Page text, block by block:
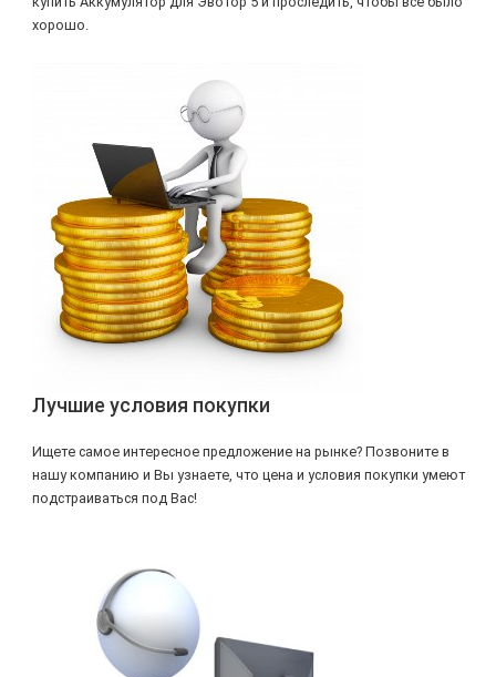
хорошо.
Лучшие условия покупки
Ищете самое интересное предложение на рынке? Позвоните в
нашу компанию и Вы узнаете, что цена и условия покупки умеют
подстраиваться под Вас!